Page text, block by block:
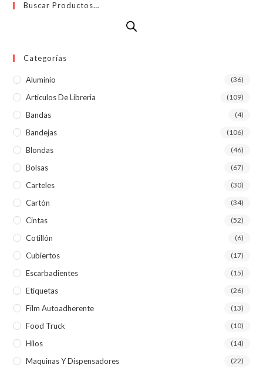
Buscar Productos…
Categorías
Aluminio (36)
Articulos De Libreria (109)
Bandas (4)
Bandejas (106)
Blondas (46)
Bolsas (67)
Carteles (30)
Cartón (34)
Cintas (52)
Cotillón (6)
Cubiertos (17)
Escarbadientes (15)
Etiquetas (26)
Film Autoadherente (13)
Food Truck (10)
Hilos (14)
Maquinas Y Dispensadores (22)